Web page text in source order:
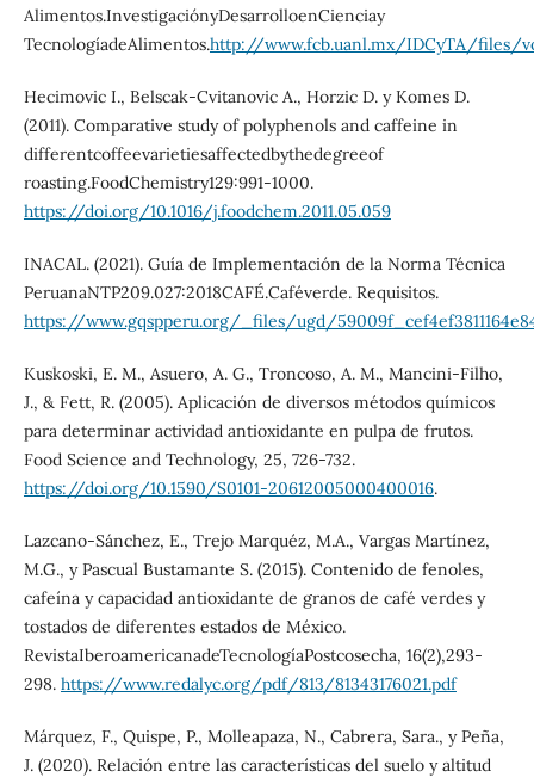
Alimentos.InvestigaciónyDesarrolloenCienciay
TecnologíadeAlimentos.http://www.fcb.uanl.mx/IDCyTA/files/
Hecimovic I., Belscak-Cvitanovic A., Horzic D. y Komes D.
(2011). Comparative study of polyphenols and caffeine in
differentcoffeevarietiesaffectedbythedegreeof
roasting.FoodChemistry129:991-1000.
https://doi.org/10.1016/j.foodchem.2011.05.059
INACAL. (2021). Guía de Implementación de la Norma Técnica
PeruanaNTP209.027:2018CAFÉ.Caféverde. Requisitos.
https://www.gqspperu.org/_files/ugd/
Kuskoski, E. M., Asuero, A. G., Troncoso, A. M., Mancini-Filho,
J., & Fett, R. (2005). Aplicación de diversos métodos químicos
para determinar actividad antioxidante en pulpa de frutos.
Food Science and Technology, 25, 726-732.
https://doi.org/10.1590/S0101-20612005000400016.
Lazcano-Sánchez, E., Trejo Marquéz, M.A., Vargas Martínez,
M.G., y Pascual Bustamante S. (2015). Contenido de fenoles,
cafeína y capacidad antioxidante de granos de café verdes y
tostados de diferentes estados de México.
RevistaIberoamericanadeTecnologíaPostcosecha, 16(2),293-
298. https://www.redalyc.org/pdf/813/81343176021.pdf
Márquez, F., Quispe, P., Molleapaza, N., Cabrera, Sara., y Peña,
J. (2020). Relación entre las características del suelo y altitud